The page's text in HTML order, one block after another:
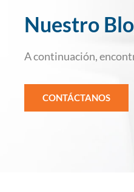
Nuestro
A continuación,
CONTÁCTANOS